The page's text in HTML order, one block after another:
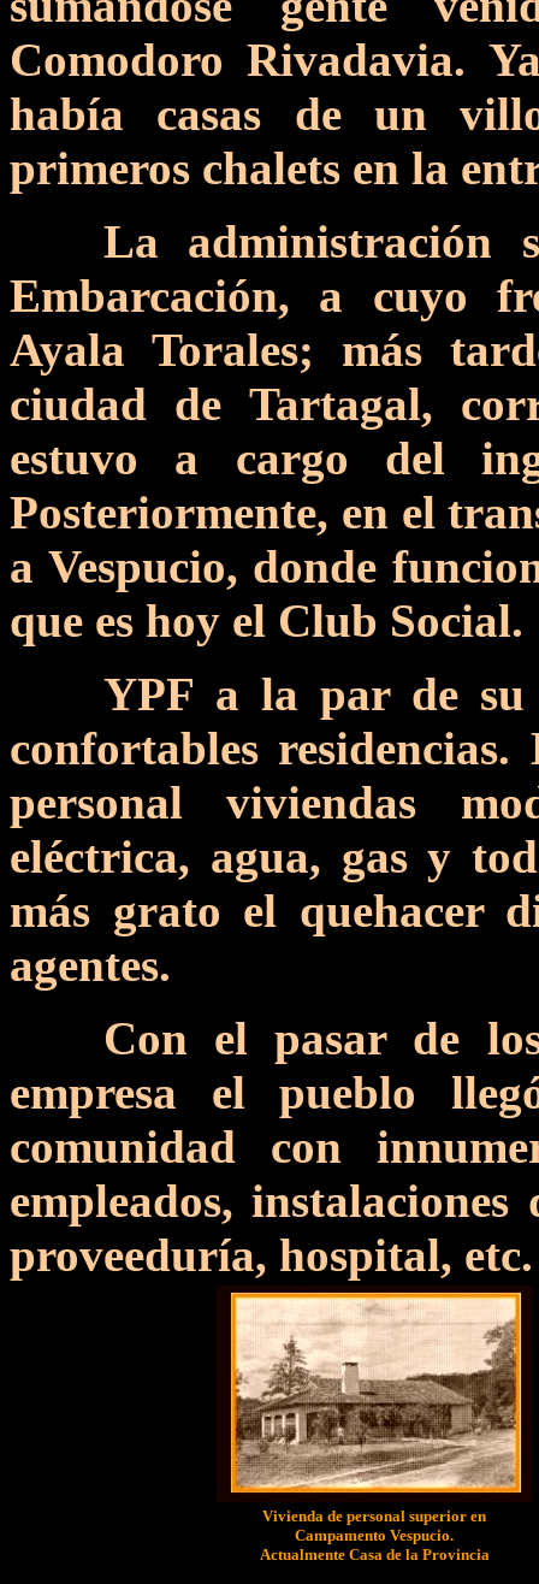
Comodoro Rivadavia.
había casas de un
primeros chalets en la
La administración
Embarcación, a cuyo
Ayala Torales; más
ciudad de Tartagal,
estuvo a cargo del
Posteriormente, en el
a Vespucio, donde
que es hoy el Club Social.
YPF a la par de su
confortables
personal viviendas
eléctrica, agua, gas y
más grato el quehacer
agentes.
Con el pasar de
empresa el pueblo
comunidad con
empleados,
proveeduría, hospital, etc.
Vivienda de personal superior en
Campamento Vespucio.
Actualmente Casa de la Provincia